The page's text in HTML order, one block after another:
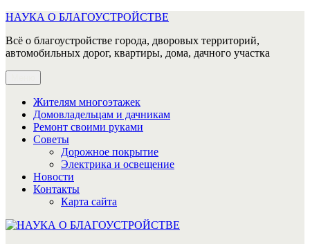
Перейти
содержимому
НАУКА О БЛАГОУСТРОЙСТВЕ
Всё о благоустройстве города, дворовых территорий,
автомобильных дорог, квартиры, дома, дачного участка
Жителям многоэтажек
Домовладельцам и дачникам
Ремонт своими руками
Советы
Дорожное покрытие
Электрика и освещение
Новости
Контакты
Карта сайта